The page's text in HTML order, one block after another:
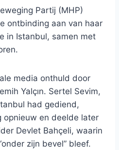
Partij (MHP)
ontbinding aan van haar
in Istanbul, samen met
media onthuld door
Yalçın. Sertel Sevim,
had gediend,
opnieuw en deelde later
Devlet Bahçeli, waarin
zijn bevel” bleef.